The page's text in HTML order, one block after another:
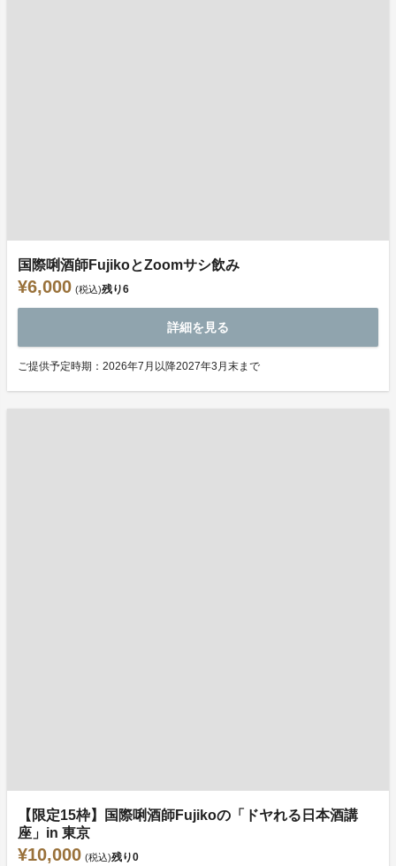
国際唎酒師FujikoとZoomサシ飲み
¥6,000 (税込)残り6
詳細を見る
ご提供予定時期：2026年7月以降2027年3月末まで
【限定15枠】国際唎酒師Fujikoの「ドヤれる日本酒講
座」in 東京
¥10,000 (税込)残り0